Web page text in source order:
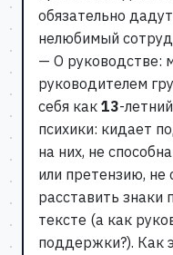
обязательно
нелюбимый
— О руководстве:
руководителем
себя как 13-
психики: кидает
на них, не
или претензию, не
расставить знаки
тексте (а как
поддержки?). Как